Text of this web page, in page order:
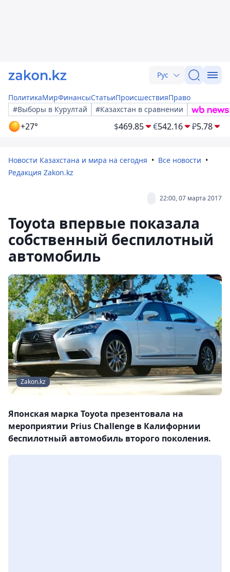
Рус
ПолитикаМирФинансыСтатьиПроисшествияПраво
#Выборы в Курултай
#Казахстан в сравнении
+27° $469.85 €542.16 ₽5.78
Новости Казахстана и мира на сегодня
Все новости
Редакция Zakon.kz
22:00, 07 марта 2017
Toyota впервые показала
собственный беспилотный
автомобиль
Zakon.kz
Японская марка Toyota презентовала на
мероприятии Prius Challenge в Калифорнии
беспилотный автомобиль второго поколения.